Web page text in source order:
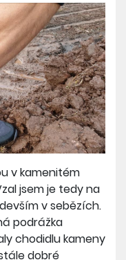
v kamenitém
jsem je tedy na
v sebězích.
podrážka
chodidlu kameny
dobré